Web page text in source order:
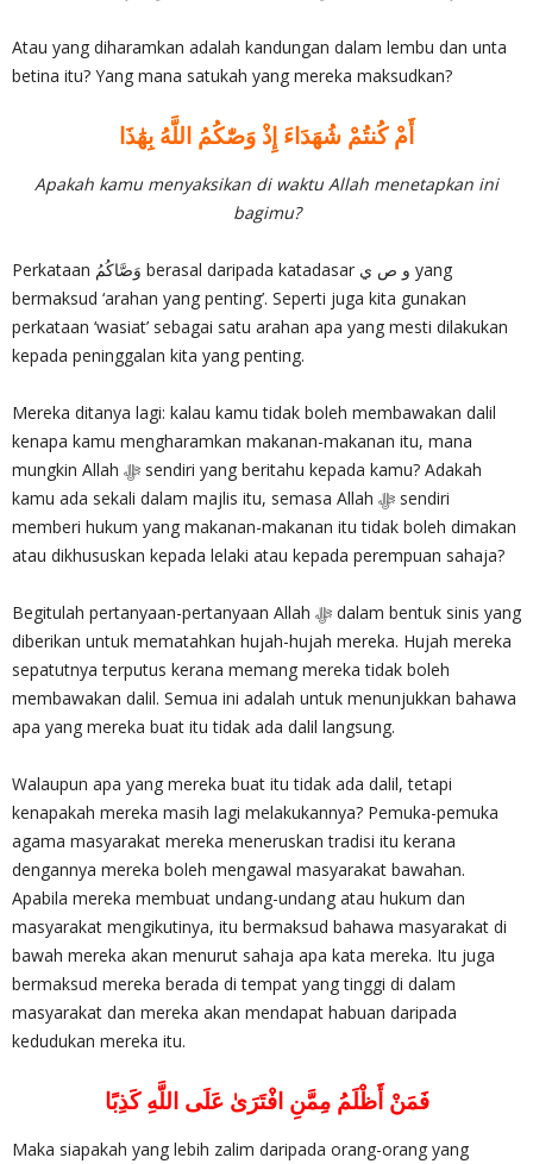
Atau yang diharamkan adalah kandungan dalam lembu dan unta
betina itu? Yang mana satukah yang mereka maksudkan?
أَمْ كُنتُمْ شُهَدَاءَ إِذْ وَصّٰكُمُ اللَّهُ بِهَٰذَا
Apakah kamu menyaksikan di waktu Allah menetapkan ini
bagimu?
Perkataan وَصَّاكُمُ berasal daripada katadasar و ص ي yang
bermaksud ‘arahan yang penting’. Seperti juga kita gunakan
perkataan ‘wasiat’ sebagai satu arahan apa yang mesti dilakukan
kepada peninggalan kita yang penting.
Mereka ditanya lagi: kalau kamu tidak boleh membawakan dalil
kenapa kamu mengharamkan makanan-makanan itu, mana
mungkin Allah ‎ﷻ sendiri yang beritahu kepada kamu? Adakah
kamu ada sekali dalam majlis itu, semasa Allah ‎ﷻ sendiri
memberi hukum yang makanan-makanan itu tidak boleh dimakan
atau dikhususkan kepada lelaki atau kepada perempuan sahaja?
Begitulah pertanyaan-pertanyaan Allah ‎ﷻ dalam bentuk sinis yang
diberikan untuk mematahkan hujah-hujah mereka. Hujah mereka
sepatutnya terputus kerana memang mereka tidak boleh
membawakan dalil. Semua ini adalah untuk menunjukkan bahawa
apa yang mereka buat itu tidak ada dalil langsung.
Walaupun apa yang mereka buat itu tidak ada dalil, tetapi
kenapakah mereka masih lagi melakukannya? Pemuka-pemuka
agama masyarakat mereka meneruskan tradisi itu kerana
dengannya mereka boleh mengawal masyarakat bawahan.
Apabila mereka membuat undang-undang atau hukum dan
masyarakat mengikutinya, itu bermaksud bahawa masyarakat di
bawah mereka akan menurut sahaja apa kata mereka. Itu juga
bermaksud mereka berada di tempat yang tinggi di dalam
masyarakat dan mereka akan mendapat habuan daripada
kedudukan mereka itu.
فَمَنْ أَظْلَمُ مِمَّنِ افْتَرَىٰ عَلَى اللَّهِ كَذِبًا
Maka siapakah yang lebih zalim daripada orang-orang yang